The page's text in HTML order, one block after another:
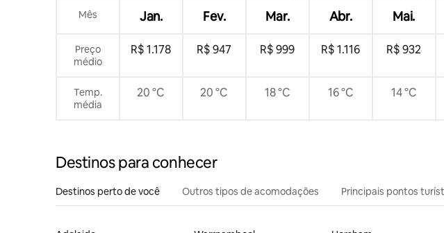
Mês Jan. Fev. Mar. Abr. Mai.
Preço
médio
R$ 1.178 R$ 947 R$ 999 R$ 1.116 R$ 932
Temp.
média
20 °C 20 °C 18 °C 16 °C 14 °C
Destinos para conhecer
Destinos perto de você Outros tipos de acomodações Principais pontos